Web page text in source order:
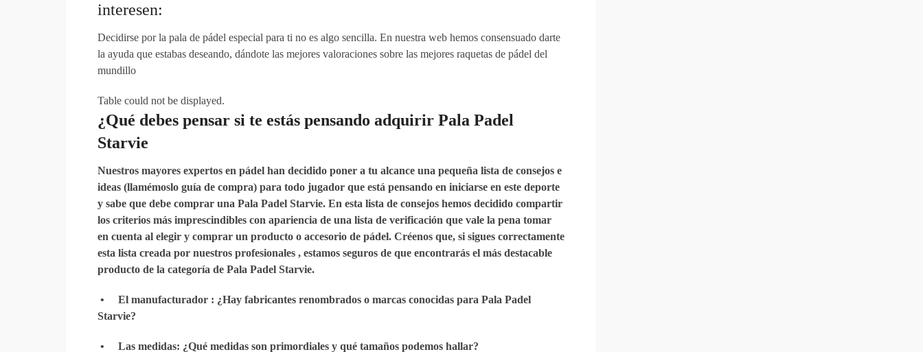
interesen:
Decidirse por la pala de pádel especial para ti no es algo sencilla. En nuestra web hemos consensuado darte
la ayuda que estabas deseando, dándote las mejores valoraciones sobre las mejores raquetas de pádel del
mundillo
Table could not be displayed.
¿Qué debes pensar si te estás pensando adquirir Pala Padel
Starvie
Nuestros mayores expertos en pádel han decidido poner a tu alcance una pequeña lista de consejos e
ideas (llamémoslo guía de compra) para todo jugador que está pensando en iniciarse en este deporte
y sabe que debe comprar una Pala Padel Starvie. En esta lista de consejos hemos decidido compartir
los criterios más imprescindibles con apariencia de una lista de verificación que vale la pena tomar
en cuenta al elegir y comprar un producto o accesorio de pádel. Créenos que, si sigues correctamente
esta lista creada por nuestros profesionales , estamos seguros de que encontrarás el más destacable
producto de la categoría de Pala Padel Starvie.
• El manufacturador : ¿Hay fabricantes renombrados o marcas conocidas para Pala Padel
Starvie?
• Las medidas: ¿Qué medidas son primordiales y qué tamaños podemos hallar?